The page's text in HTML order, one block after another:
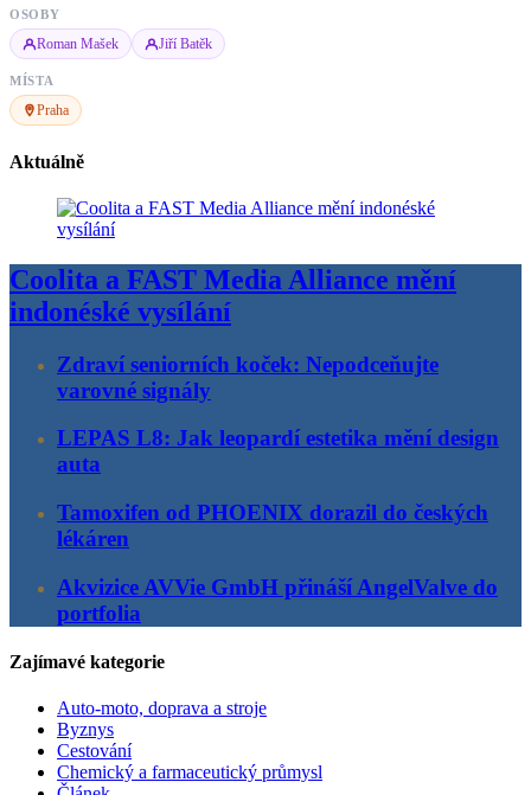
OSOBY
Roman Mašek Jiří Batěk
MÍSTA
Praha
Aktuálně
Coolita a FAST Media Alliance mění
indonéské vysílání
Zdraví seniorních koček: Nepodceňujte
varovné signály
LEPAS L8: Jak leopardí estetika mění design
auta
Tamoxifen od PHOENIX dorazil do českých
lékáren
Akvizice AVVie GmbH přináší AngelValve do
portfolia
Zajímavé kategorie
Auto-moto, doprava a stroje
Byznys
Cestování
Chemický a farmaceutický průmysl